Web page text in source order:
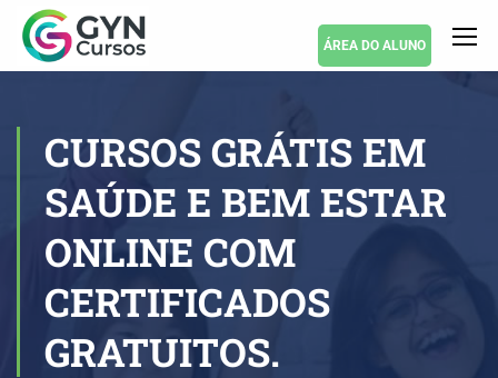
ÁREA DO ALUNO
CURSOS GRÁTIS EM
SAÚDE E BEM ESTAR
ONLINE COM
CERTIFICADOS
GRATUITOS.